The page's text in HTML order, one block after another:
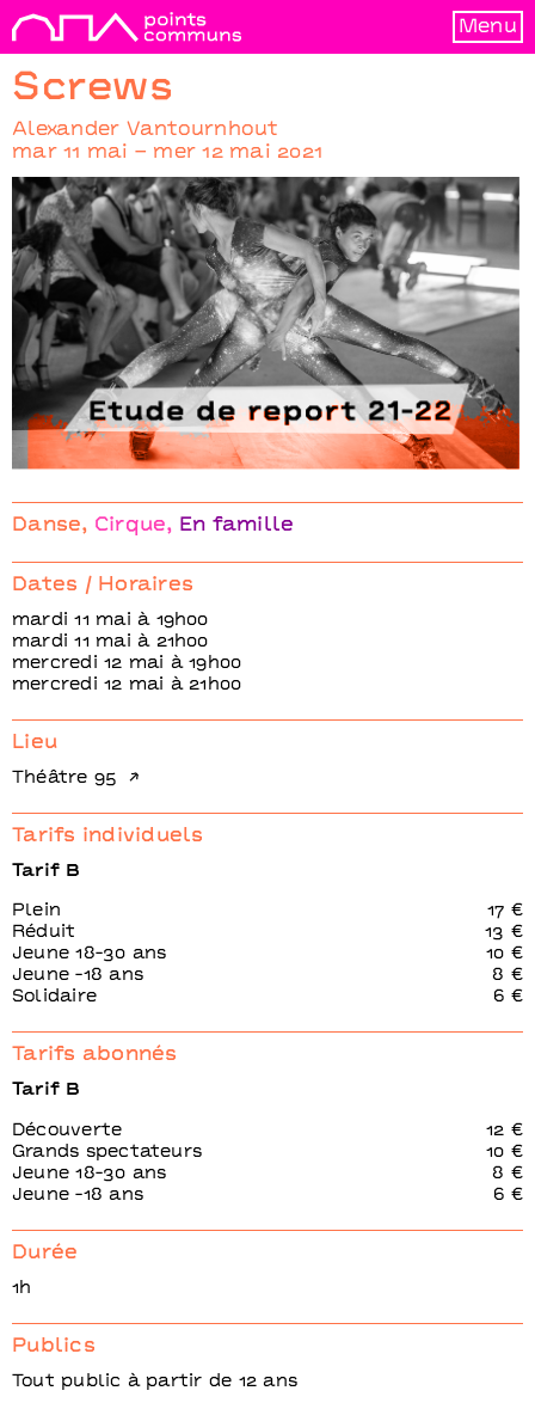
Menu
Screws
Alexander Vantournhout
mar 11 mai – mer 12 mai 2021
Screws
Alexander Vantournhout
Danse Cirque En famille
Dates / Horaires
mardi 11 mai à 19h00
mardi 11 mai à 21h00
mercredi 12 mai à 19h00
mercredi 12 mai à 21h00
Lieu
Théâtre 95
Tarifs individuels
Tarif B
Plein
17 €
Réduit
13 €
Jeune 18-30 ans
10 €
Jeune -18 ans
8 €
Solidaire
6 €
Tarifs abonnés
Tarif B
Découverte
12 €
Grands spectateurs
10 €
Jeune 18-30 ans
8 €
Jeune -18 ans
6 €
Durée
1h
Publics
Tout public à partir de 12 ans